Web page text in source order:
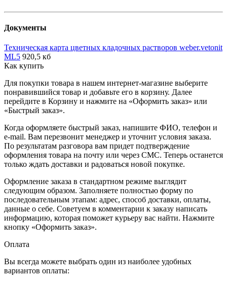
Документы
Техническая карта цветных кладочных растворов weber.vetonit
ML5 920,5 кб
Как купить
Для покупки товара в нашем интернет-магазине выберите
понравившийся товар и добавьте его в корзину. Далее
перейдите в Корзину и нажмите на «Оформить заказ» или
«Быстрый заказ».
Когда оформляете быстрый заказ, напишите ФИО, телефон и
e-mail. Вам перезвонит менеджер и уточнит условия заказа.
По результатам разговора вам придет подтверждение
оформления товара на почту или через СМС. Теперь останется
только ждать доставки и радоваться новой покупке.
Оформление заказа в стандартном режиме выглядит
следующим образом. Заполняете полностью форму по
последовательным этапам: адрес, способ доставки, оплаты,
данные о себе. Советуем в комментарии к заказу написать
информацию, которая поможет курьеру вас найти. Нажмите
кнопку «Оформить заказ».
Оплата
Вы всегда можете выбрать один из наиболее удобных
вариантов оплаты: